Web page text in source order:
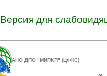
Версия для
АНО ДПО "МИПКП" (ЦФКС)